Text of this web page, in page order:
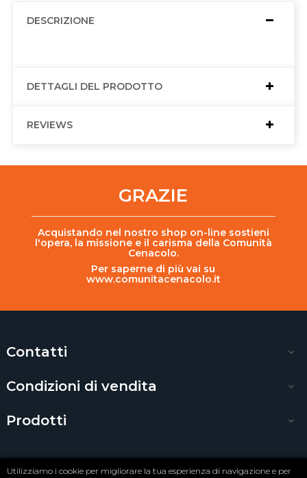
DESCRIZIONE
DETTAGLI DEL PRODOTTO
REVIEWS
GRAZIE
Acquistando nel nostro shop on-line sostieni
l'opera, la missione e il carisma della Comunità
Cenacolo.
Per saperne di più vai su
www.comunitacenacolo.it
Contatti 
Condizioni di vendita 
Prodotti 
Utilizziamo i cookie per migliorare la tua esperienza di navigazione e per